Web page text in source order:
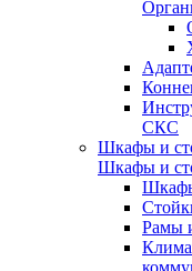
СКС
Шкафы и
Шкафы и
Рамы